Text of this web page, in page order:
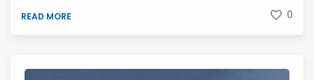
READ MORE 0